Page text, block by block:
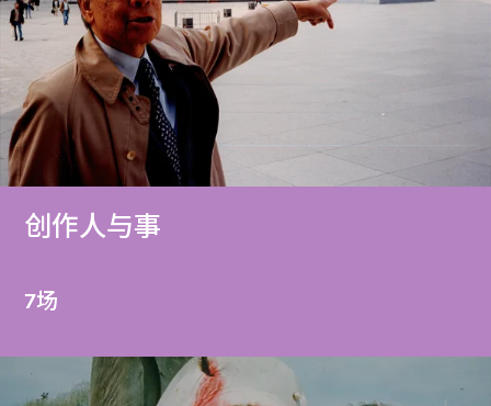
创作人与事
7场